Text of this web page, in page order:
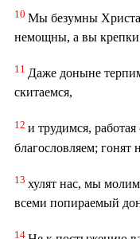
10 Мы безумны
немощны, а вы
11 Даже доныне
скитаемся,
12 и трудимся,
благословляем; гонят
13 хулят нас, мы
всеми попираемый
14